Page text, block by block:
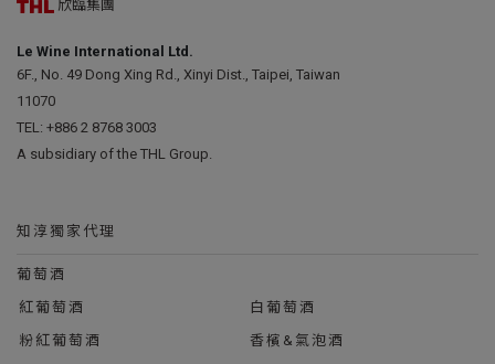
欣臨集團
Le Wine International Ltd.
6F., No. 49 Dong Xing Rd., Xinyi Dist., Taipei, Taiwan
11070
TEL: +886 2 8768 3003
A subsidiary of the THL Group.
知淳獨家代理
葡萄酒
紅葡萄酒
白葡萄酒
粉紅葡萄酒
香檳&氣泡酒